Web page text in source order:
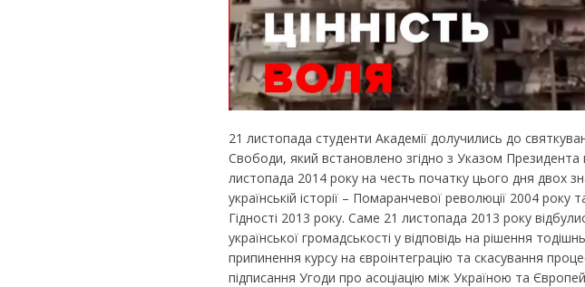
21 листопада студенти Академії долучились до
Свободи, який встановлено згідно з Указом Президента
листопада 2014 року на честь початку цього дня двох
українській історії – Помаранчевої революції 2004 року
Гідності 2013 року. Саме 21 листопада 2013 року
української громадськості у відповідь на рішення
припинення курсу на євроінтеграцію та скасування
підписання Угоди про асоціацію між Україною та